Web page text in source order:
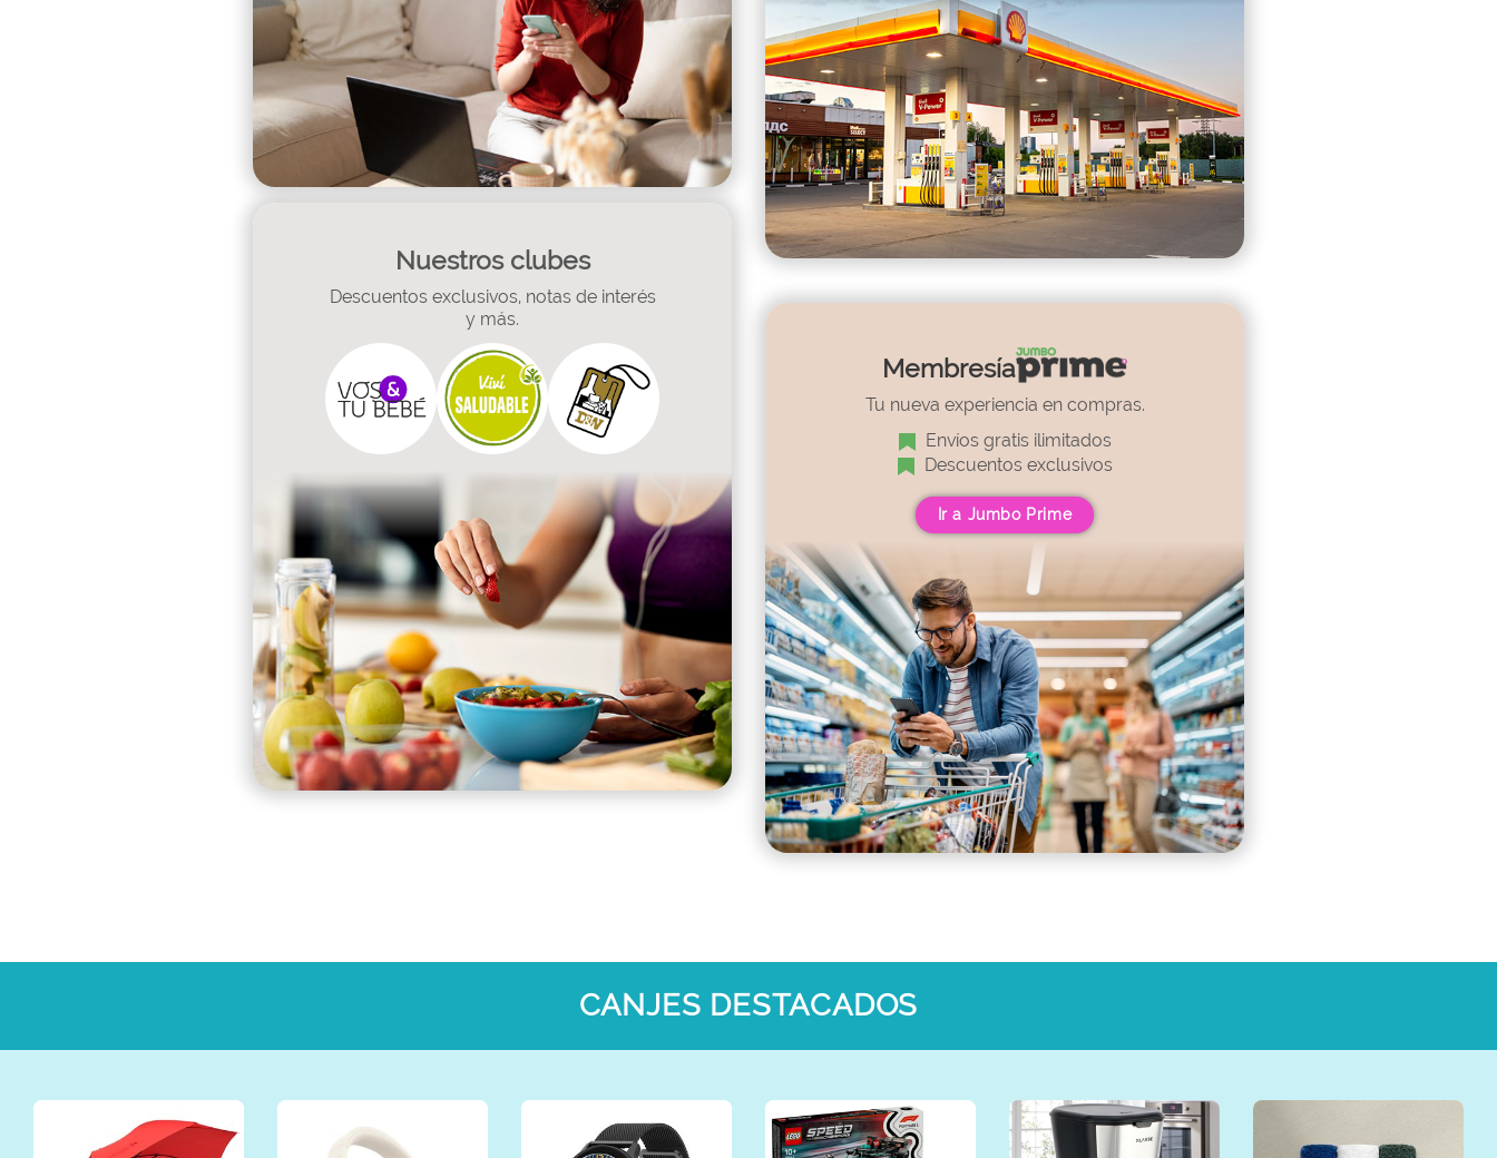
Nuestros clubes
Descuentos exclusivos, notas de interés
y más.
Membresía
Tu nueva experiencia en compras.
Envíos gratis ilimitados
Descuentos exclusivos
Ir a Jumbo Prime
CANJES DESTACADOS